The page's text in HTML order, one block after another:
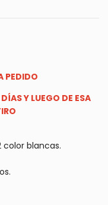
PEDIDO
Y LUEGO DE ESA
color blancas.